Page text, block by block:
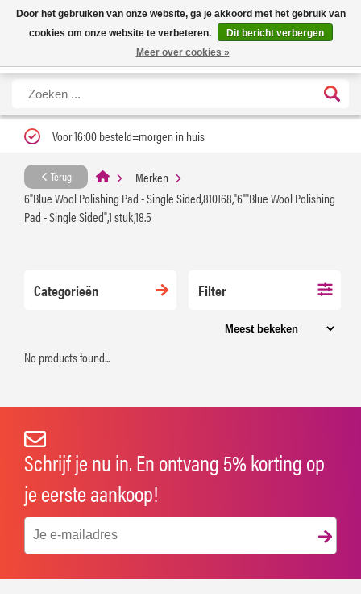
Nieuwe levertijd: 1 tot 3 werkdagen | Nu 25% korting op gehele assortiment
Carfume met kortingscode ''verfrissend''
X
Voor 16:00 besteld=morgen in huis
Terug
Merken
6"Blue Wool Polishing Pad - Single Sided,810168,"6""Blue Wool Polishing
Pad - Single Sided",1 stuk,18.5
Categorieën Filter
No products found...
Schrijf je nu in. En ontvang 5% korting op
je eerste aankoop!
Door het gebruiken van onze website, ga je akkoord met het gebruik van
cookies om onze website te verbeteren.
Dit bericht verbergen
Meer over cookies »